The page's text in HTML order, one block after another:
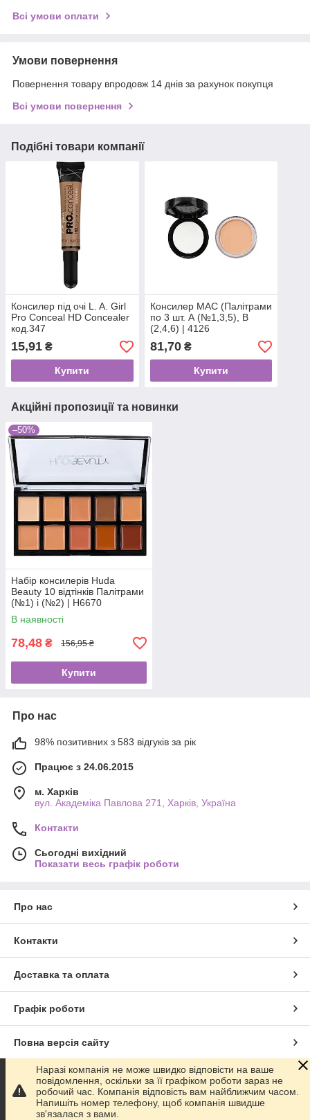
Всі умови оплати
Умови повернення
Повернення товару впродовж 14 днів за рахунок покупця
Всі умови повернення
Подібні товари компанії
Консилер під очі L. A. Girl
Pro Conceal HD Concealer
код.347
15,91 ₴
Купити
Консилер МАС (Палітрами
по 3 шт. А (№1,3,5), В
(2,4,6) | 4126
81,70₴
Купити
Акційні пропозиції та новинки
–50%
Набір консилерів Huda
Beauty 10 відтінків Палітрами
(№1) і (№2) | H6670
В наявності
78,48 ₴ 156,95 ₴
Купити
Про нас
98% позитивних з 583 відгуків за рік
Працює з 24.06.2015
м. Харків
вул. Академіка Павлова 271, Харків, Україна
Контакти
Сьогодні вихідний
Показати весь графік роботи
Про нас
Контакти
Доставка та оплата
Графік роботи
Повна версія сайту
Сайт створено на маркетплейсіProm.ua
Політика конфіденційності
Наразі компанія не може швидко відповісти на ваше
повідомлення, оскільки за її графіком роботи зараз не
робочий час. Компанія відповість вам найближчим часом.
Напишіть номер телефону, щоб компанія швидше
зв'язалася з вами.